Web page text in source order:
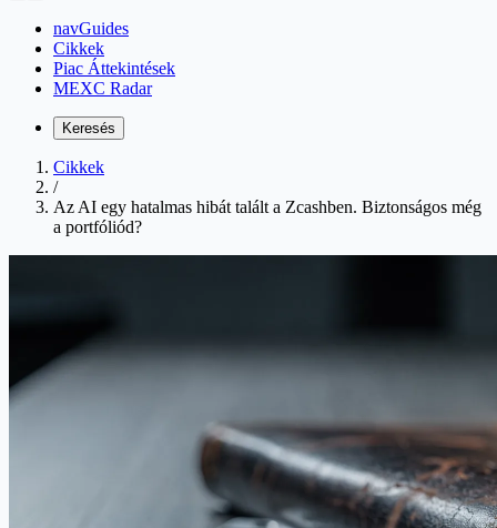
navGuides
Cikkek
Piac Áttekintések
MEXC Radar
Keresés
Cikkek
/
Az AI egy hatalmas hibát talált a Zcashben. Biztonságos még
a portfóliód?